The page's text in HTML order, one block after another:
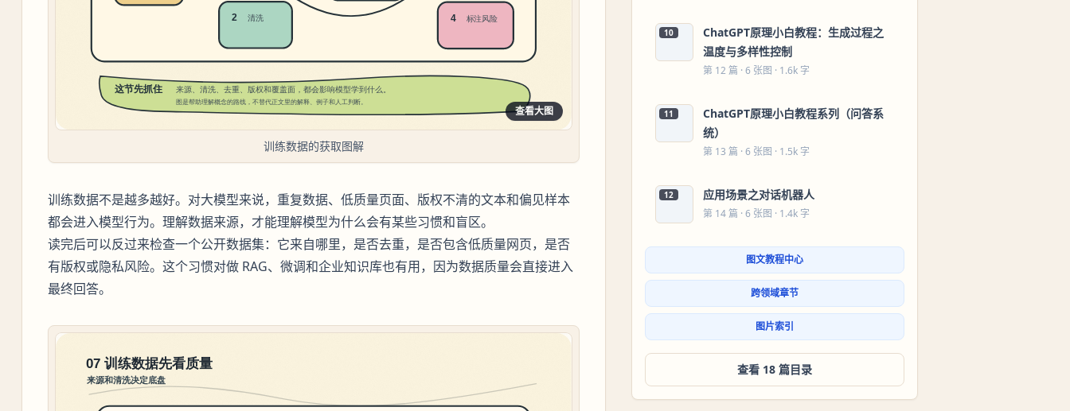
查看大图
训练数据的获取图解
训练数据不是越多越好。对大模型来说，重复数据、低质量页面、版权不清的文本和偏见样本
都会进入模型行为。理解数据来源，才能理解模型为什么会有某些习惯和盲区。
读完后可以反过来检查一个公开数据集：它来自哪里，是否去重，是否包含低质量网页，是否
有版权或隐私风险。这个习惯对做 RAG、微调和企业知识库也有用，因为数据质量会直接进入
最终回答。
10
ChatGPT原理小白教程：生成过程之
温度与多样性控制
第 12 篇 · 6 张图 · 1.6k 字
11
ChatGPT原理小白教程系列（问答系
统）
第 13 篇 · 6 张图 · 1.5k 字
12 应用场景之对话机器人
第 14 篇 · 6 张图 · 1.4k 字
图文教程中心
跨领域章节
图片索引
查看 18 篇目录